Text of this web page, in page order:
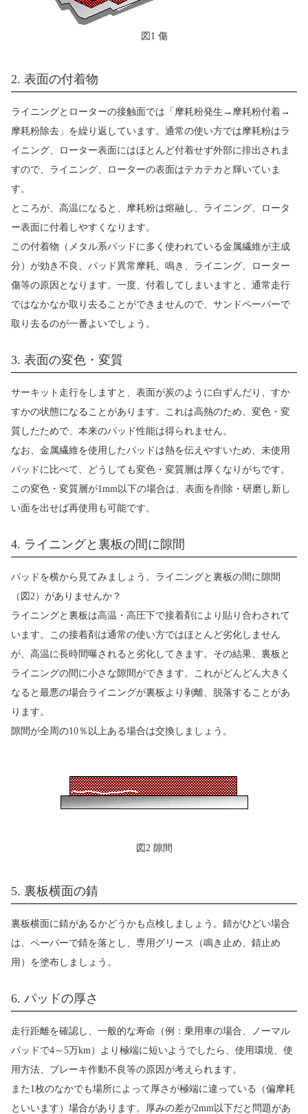
図1 傷
2. 表面の付着物
ライニングとローターの接触面では「摩耗粉発生→摩耗粉付着→
摩耗粉除去」を繰り返しています。通常の使い方では摩耗粉はラ
イニング、ローター表面にはほとんど付着せず外部に排出されま
すので、ライニング、ローターの表面はテカテカと輝いていま
す。
ところが、高温になると、摩耗粉は熔融し、ライニング、ロータ
ー表面に付着しやすくなります。
この付着物（メタル系パッドに多く使われている金属繊維が主成
分）が効き不良、パッド異常摩耗、鳴き、ライニング、ローター
傷等の原因となります。一度、付着してしまいますと、通常走行
ではなかなか取り去ることができませんので、サンドペーパーで
取り去るのが一番よいでしょう。
3. 表面の変色・変質
サーキット走行をしますと、表面が炭のように白ずんだり、すか
すかの状態になることがあります。これは高熱のため、変色・変
質したためで、本来のパッド性能は得られません。
なお、金属繊維を使用したパッドは熱を伝えやすいため、未使用
パッドに比べて、どうしても変色・変質層は厚くなりがちです。
この変色・変質層が1mm以下の場合は、表面を削除・研磨し新し
い面を出せば再使用も可能です。
4. ライニングと裏板の間に隙間
パッドを横から見てみましょう。ライニングと裏板の間に隙間
（図2）がありませんか？
ライニングと裏板は高温・高圧下で接着剤により貼り合わされて
います。この接着剤は通常の使い方ではほとんど劣化しません
が、高温に長時間曝されると劣化してきます。その結果、裏板と
ライニングの間に小さな隙間ができます。これがどんどん大きく
なると最悪の場合ライニングが裏板より剥離、脱落することがあ
ります。
隙間が全周の10％以上ある場合は交換しましょう。
図2 隙間
5. 裏板横面の錆
裏板横面に錆があるかどうかも点検しましょう。錆がひどい場合
は、ペーパーで錆を落とし、専用グリース（鳴き止め、錆止め
用）を塗布しましょう。
6. パッドの厚さ
走行距離を確認し、一般的な寿命（例：乗用車の場合、ノーマル
パッドで4～5万km）より極端に短いようでしたら、使用環境、使
用方法、ブレーキ作動不良等の原因が考えられます。
また1枚のなかでも場所によって厚さが極端に違っている（偏摩耗
といいます）場合があります。厚みの差が2mm以下だと問題があ